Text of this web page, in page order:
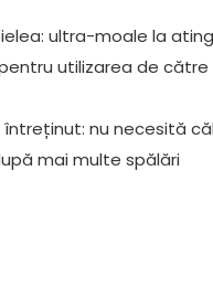
ultra-moale la
utilizarea de către
întreținut: nu necesită
mai multe spălări